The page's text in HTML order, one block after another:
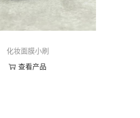
化妆面膜小刷
查看产品